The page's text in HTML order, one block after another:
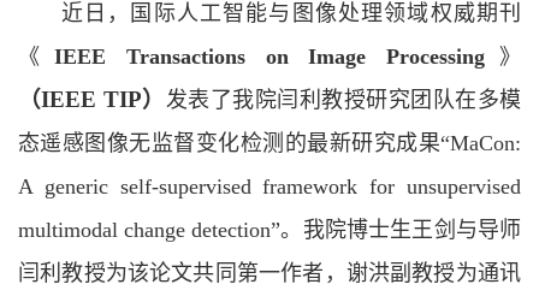
近日，国际人工智能与图像处理领域权威期刊
《 IEEE Transactions on Image Processing 》
（IEEE TIP） 发表了我院闫利教授研究团队在多模
态遥感图像无监督变化检测的最新研究成果“MaCon:
A generic self-supervised framework for unsupervised
multimodal change detection”。我院博士生王剑与导师
闫利教授为该论文共同第一作者，谢洪副教授为通讯